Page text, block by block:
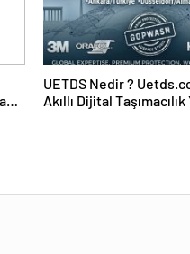
UETDS Nedir ?
Akıllı Dijital Taşımacılık